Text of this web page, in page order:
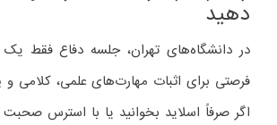
دهید
در دانشگاه‌های تهران، جلسه دفاع فقط یک
فرصتی برای اثبات مهارت‌های علمی،
اگر صرفاً اسلاید بخوانید یا با استرس